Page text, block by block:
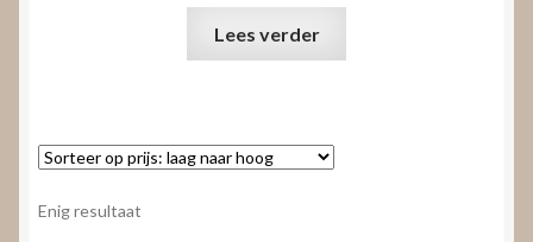
Lees verder
Enig resultaat